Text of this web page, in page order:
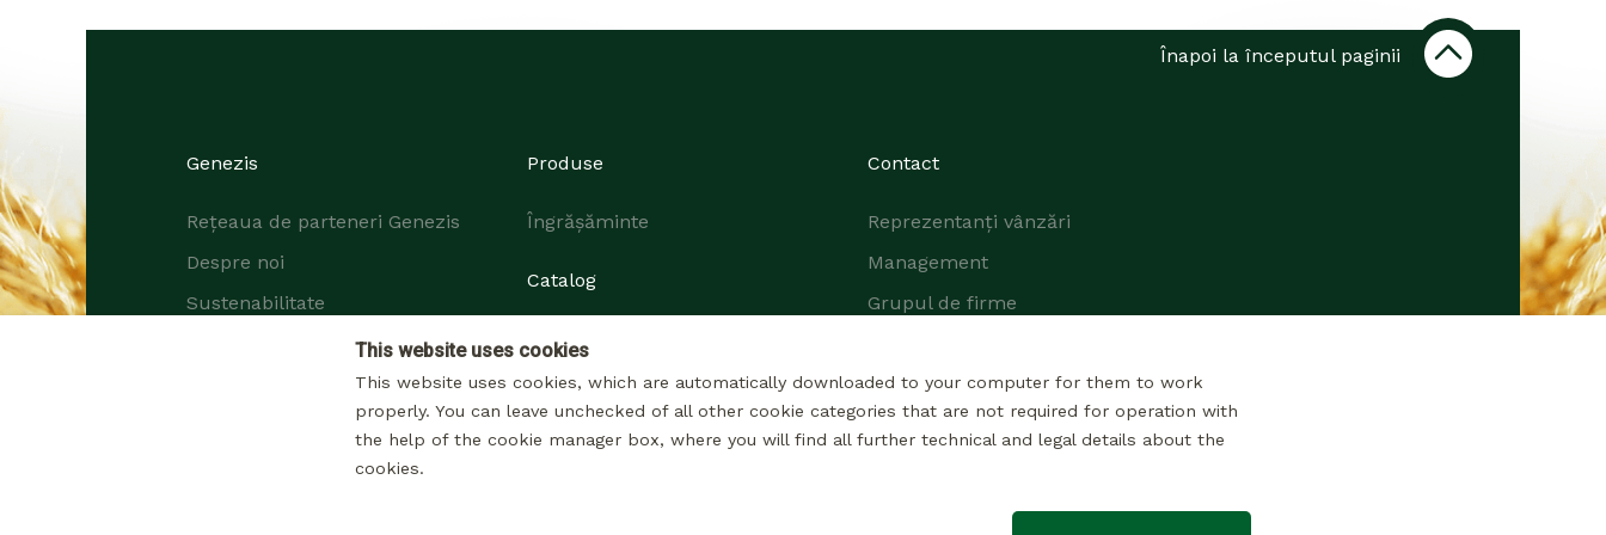
This website uses cookies
This website uses cookies, which are automatically downloaded to your computer for them to work
properly. You can leave unchecked of all other cookie categories that are not required for operation with
the help of the cookie manager box, where you will find all further technical and legal details about the
cookies.
Înapoi la începutul paginii
Genezis
Rețeaua de parteneri Genezis
Despre noi
Sustenabilitate
Produse
Îngrășăminte
Catalog
Contact
Reprezentanți vânzări
Management
Grupul de firme